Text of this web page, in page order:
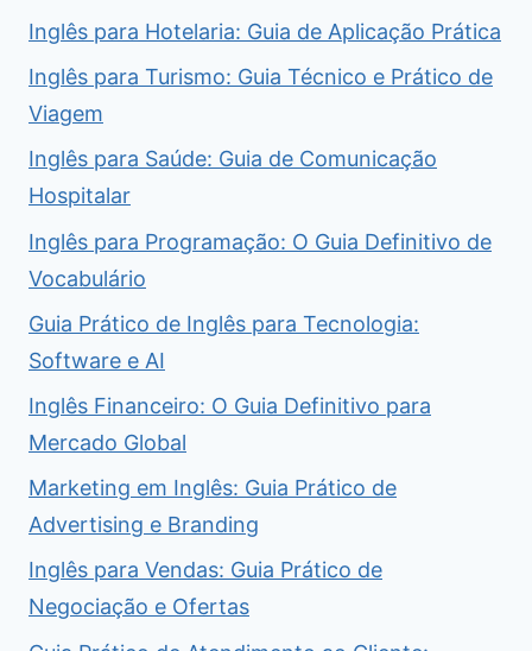
Inglês para Hotelaria: Guia de Aplicação Prática
Inglês para Turismo: Guia Técnico e Prático de
Viagem
Inglês para Saúde: Guia de Comunicação
Hospitalar
Inglês para Programação: O Guia Definitivo de
Vocabulário
Guia Prático de Inglês para Tecnologia:
Software e AI
Inglês Financeiro: O Guia Definitivo para
Mercado Global
Marketing em Inglês: Guia Prático de
Advertising e Branding
Inglês para Vendas: Guia Prático de
Negociação e Ofertas